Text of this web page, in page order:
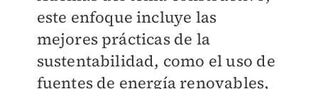
este enfoque incluye las
mejores prácticas de la
sustentabilidad, como el uso de
fuentes de energía renovables,